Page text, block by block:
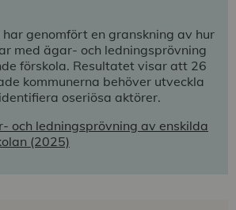
har genomfört en granskning av hur
med ägar- och ledningsprövning
förskola. Resultatet visar att 26
kommunerna behöver utveckla
oseriösa aktörer.
och ledningsprövning av enskilda
(2025)